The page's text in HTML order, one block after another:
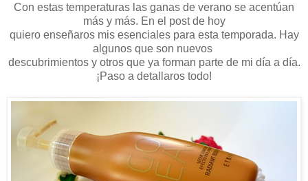
Con estas temperaturas las ganas de verano se acentúan
más y más. En el post de hoy
quiero enseñaros mis esenciales para esta temporada. Hay
algunos que son nuevos
descubrimientos y otros que ya forman parte de mi día a día.
¡Paso a detallaros todo!